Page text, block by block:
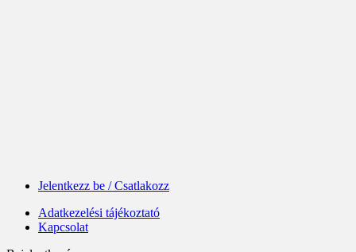
Jelentkezz be / Csatlakozz
Adatkezelési tájékoztató
Kapcsolat